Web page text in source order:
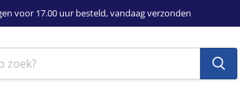
voor 17.00 uur besteld, vandaag verzonden